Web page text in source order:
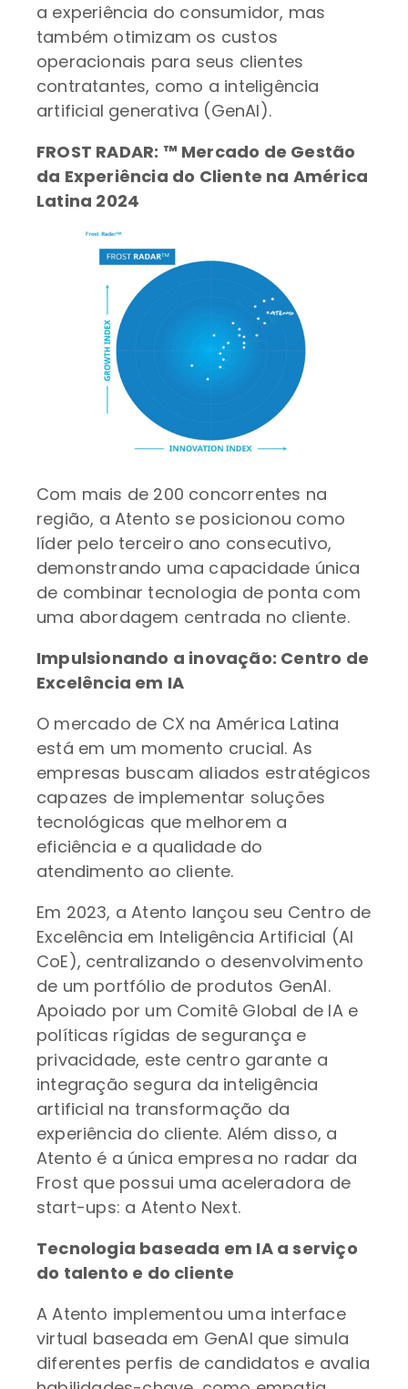
a experiência do consumidor, mas
também otimizam os custos
operacionais para seus clientes
contratantes, como a inteligência
artificial generativa (GenAI).
FROST RADAR: ™ Mercado de Gestão
da Experiência do Cliente na América
Latina 2024
Com mais de 200 concorrentes na
região, a Atento se posicionou como
líder pelo terceiro ano consecutivo,
demonstrando uma capacidade única
de combinar tecnologia de ponta com
uma abordagem centrada no cliente.
Impulsionando a inovação: Centro de
Excelência em IA
O mercado de CX na América Latina
está em um momento crucial. As
empresas buscam aliados estratégicos
capazes de implementar soluções
tecnológicas que melhorem a
eficiência e a qualidade do
atendimento ao cliente.
Em 2023, a Atento lançou seu Centro de
Excelência em Inteligência Artificial (AI
CoE), centralizando o desenvolvimento
de um portfólio de produtos GenAI.
Apoiado por um Comitê Global de IA e
políticas rígidas de segurança e
privacidade, este centro garante a
integração segura da inteligência
artificial na transformação da
experiência do cliente. Além disso, a
Atento é a única empresa no radar da
Frost que possui uma aceleradora de
start-ups: a Atento Next.
Tecnologia baseada em IA a serviço
do talento e do cliente
A Atento implementou uma interface
virtual baseada em GenAI que simula
diferentes perfis de candidatos e avalia